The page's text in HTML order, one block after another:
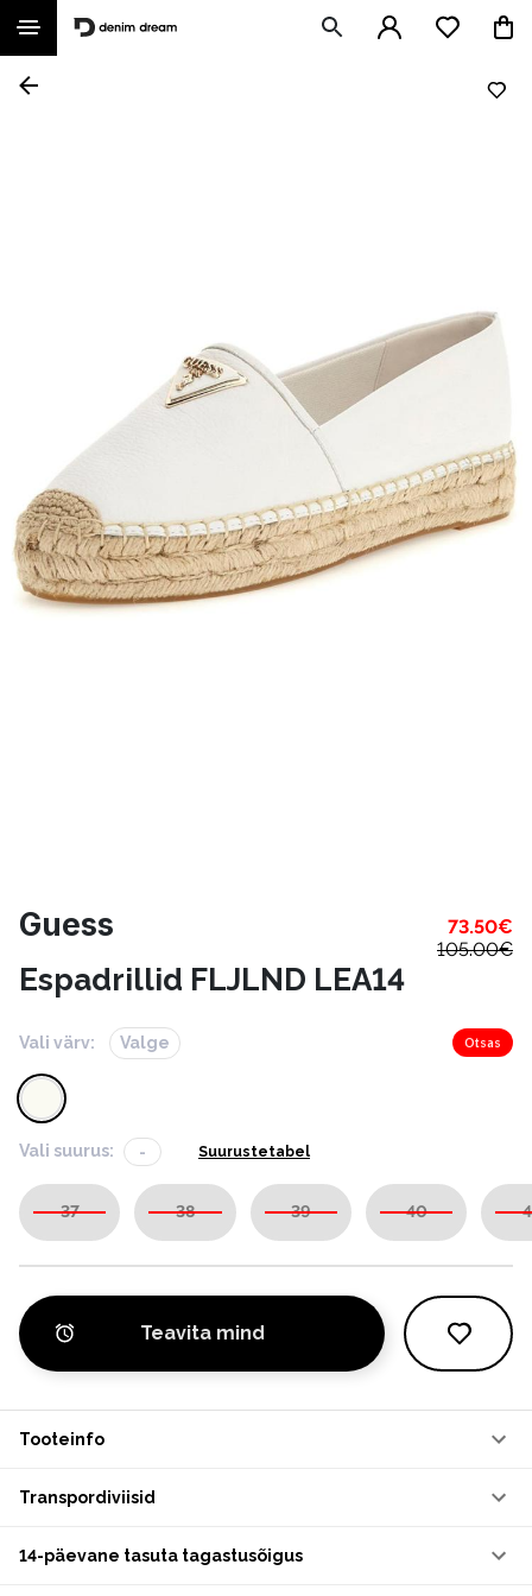
Guess 73.50€
105.00€
Espadrillid FLJLND LEA14
Vali värv: Valge Otsas
Vali suurus: - Suurustetabel
37 38 39 40
Teavita mind
Tooteinfo
Transpordiviisid
14-päevane tasuta tagastusõigus